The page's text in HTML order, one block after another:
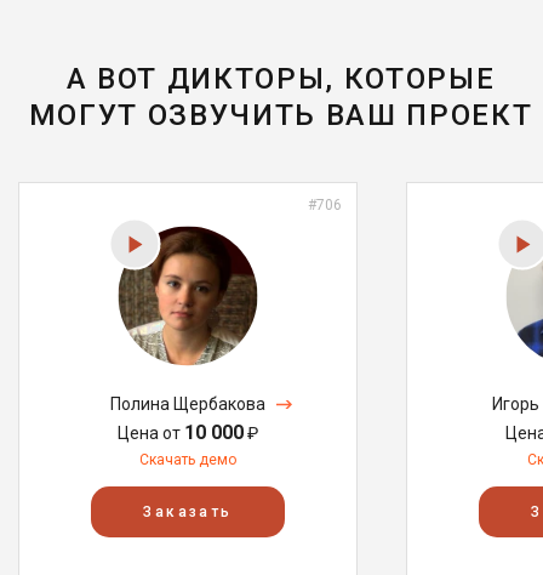
А ВОТ ДИКТОРЫ, КОТОРЫЕ
МОГУТ ОЗВУЧИТЬ ВАШ ПРОЕКТ
#706
Полина Щербакова
Цена от 10 000₽
Скачать демо
Заказать